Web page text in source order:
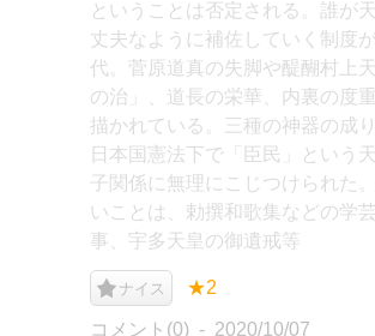
ということは否定される。誰が
丈夫なように補佐していく制度
代。菅原道真の失脚や醍醐村上
の治」、道長の栄華、内裏の度
描かれている。三種の神器の成
日本国憲法下で「臣民」という
子関係に無理にこじつけられた
いことは、勅撰和歌集などの学
事、宇多天皇の御遺戒等
ナイス ★2
コメント(0) 2020/10/07